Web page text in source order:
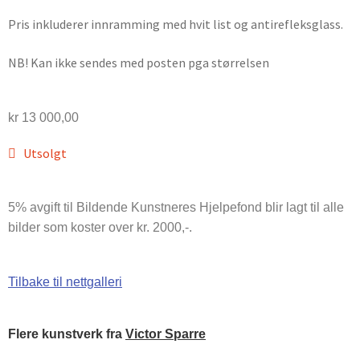
Pris inkluderer innramming med hvit list og antirefleksglass.
NB! Kan ikke sendes med posten pga størrelsen
kr 13 000,00
Utsolgt
5% avgift til Bildende Kunstneres Hjelpefond blir lagt til alle
bilder som koster over kr. 2000,-.
Tilbake til nettgalleri
Flere kunstverk fra Victor Sparre